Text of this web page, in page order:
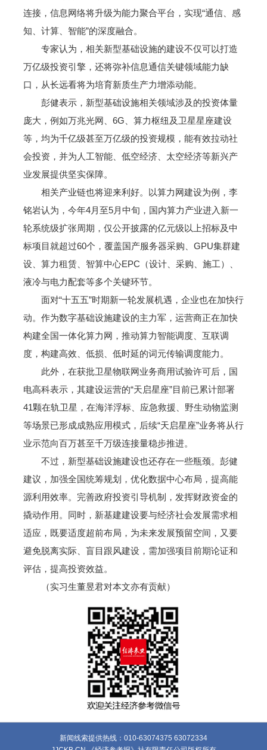
连接，信息网络将升级为能力聚合平台，实现“通信、感
知、计算、智能”的深度融合。
专家认为，相关新型基础设施的建设不仅可以打造
万亿级投资引擎，还将弥补信息通信关键领域能力缺
口，从长远看将为培育新质生产力增添动能。
彭健表示，新型基础设施相关领域涉及的投资体量
庞大，例如万兆光网、6G、算力枢纽及卫星星座建设
等，均为千亿级甚至万亿级的投资规模，能有效拉动社
会投资，并为人工智能、低空经济、太空经济等新兴产
业发展提供坚实保障。
相关产业链也将迎来利好。以算力网建设为例，李
铭岩认为，今年4月至5月中旬，国内算力产业进入新一
轮系统级扩张周期，仅公开披露的亿元级以上招标及中
标项目就超过60个，覆盖国产服务器采购、GPU集群建
设、算力租赁、智算中心EPC（设计、采购、施工）、
液冷与电力配套等多个关键环节。
面对“十五五”时期新一轮发展机遇，企业也在加快行
动。作为数字基础设施建设的主力军，运营商正在加快
构建全国一体化算力网，推动算力智能调度、互联调
度，构建高效、低损、低时延的词元传输调度能力。
此外，在获批卫星物联网业务商用试验许可后，国
电高科表示，其建设运营的“天启星座”目前已累计部署
41颗在轨卫星，在海洋浮标、应急救援、野生动物监测
等场景已形成成熟应用模式，后续“天启星座”业务将从行
业示范向百万甚至千万级连接量稳步推进。
不过，新型基础设施建设也还存在一些瓶颈。彭健
建议，加强全国统筹规划，优化数据中心布局，提高能
源利用效率。完善政府投资引导机制，发挥财政资金的
撬动作用。同时，新基建建设要与经济社会发展需求相
适应，既要适度超前布局，为未来发展预留空间，又要
避免脱离实际、盲目跟风建设，需加强项目前期论证和
评估，提高投资效益。
（实习生董昱君对本文亦有贡献）
新闻线索提供热线：010-63074375 63072334